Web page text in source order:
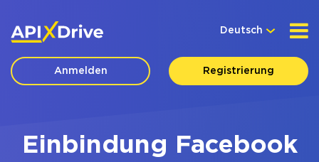
Deutsch
Anmelden Registrierung
Einbindung Facebook